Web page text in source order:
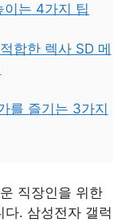
는 4가지 팁
합한 렉사 SD 메
를 즐기는 3가지
직장인을 위한
. 삼성전자 갤럭